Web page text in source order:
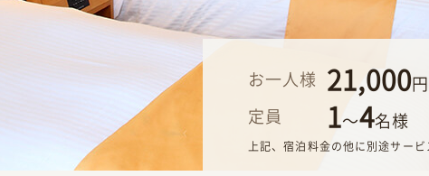
お一人様 21,000
定員
1〜4名様
上記、宿泊料金の他に別途サー